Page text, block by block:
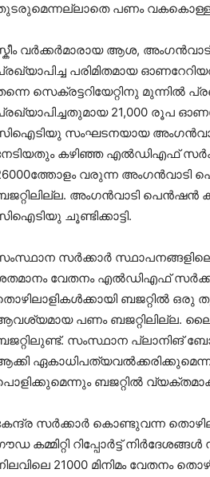
പണം
വർക്കർമാരായ ആശ,
പരിമിതമായ
സെക്രട്ടറിയേറ്റിനു മുന്നിൽ
21,000 രൂപ
സംഘടനയായ
കഴിഞ്ഞ എൽഡിഎഫ്
വരുന്ന
അംഗൻവാടി പെൻഷൻ
ചൂണ്ടിക്കാട്ടി.
സർക്കാർ
വേതനം എൽഡിഎഫ്
ബജറ്റിൽ ഒരു
പണം ബജറ്റിലില്ല.
സംസ്ഥാന പ്ലാനിങ്
ബജറ്റിൽ
സർക്കാർ കൊണ്ടുവന്ന
കമ്മിറ്റി റിപ്പോർട്ട്
21000 മിനിമം വേതനം